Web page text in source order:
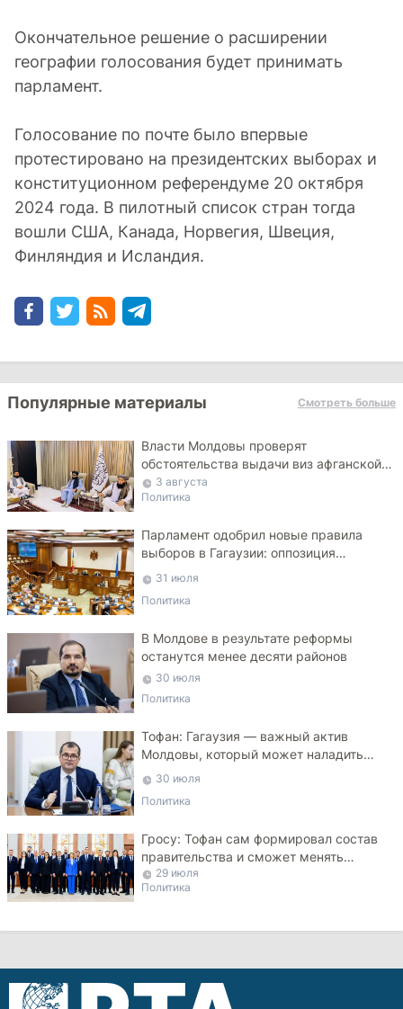
Окончательное решение о расширении
географии голосования будет принимать
парламент.
Голосование по почте было впервые
протестировано на президентских выборах и
конституционном референдуме 20 октября
2024 года. В пилотный список стран тогда
вошли США, Канада, Норвегия, Швеция,
Финляндия и Исландия.
Популярные материалы Смотреть больше
Власти Молдовы проверят
обстоятельства выдачи виз афганской
делегации
3 августа
Политика
Парламент одобрил новые правила
выборов в Гагаузии: оппозиция
критикует законопроект
31 июля
Политика
В Молдове в результате реформы
останутся менее десяти районов
30 июля
Политика
Тофан: Гагаузия — важный актив
Молдовы, который может наладить
мосты с Турцией
30 июля
Политика
Гросу: Тофан сам формировал состав
правительства и сможет менять
министров
29 июля
Политика